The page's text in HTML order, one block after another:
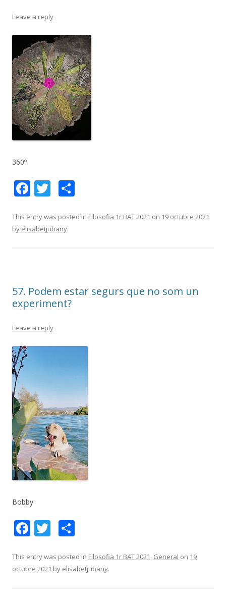
Leave a reply
360º
F
e
b
k
T
itt
er
m
ix
This entry was posted in Filosofia 1r BAT 2021 on 19 octubre 2021
by elisabetjubany.
57. Podem estar segurs que no som un
experiment?
Leave a reply
Bobby
F
e
b
T
itt
er
m
p
This entry was posted in Filosofia 1r BAT 2021, General on 19
octubre 2021 by elisabetjubany.